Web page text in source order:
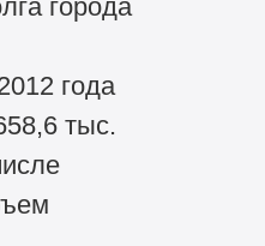
города
года
тыс.